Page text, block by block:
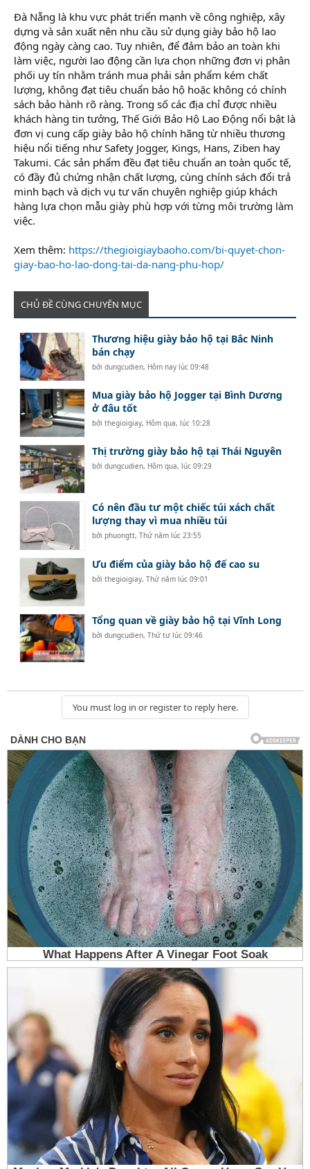
Đà Nẵng là khu vực phát triển mạnh về công nghiệp, xây
dựng và sản xuất nên nhu cầu sử dụng giày bảo hộ lao
động ngày càng cao. Tuy nhiên, để đảm bảo an toàn khi
làm việc, người lao động cần lựa chọn những đơn vị phân
phối uy tín nhằm tránh mua phải sản phẩm kém chất
lượng, không đạt tiêu chuẩn bảo hộ hoặc không có chính
sách bảo hành rõ ràng. Trong số các địa chỉ được nhiều
khách hàng tin tưởng, Thế Giới Bảo Hộ Lao Động nổi bật là
đơn vị cung cấp giày bảo hộ chính hãng từ nhiều thương
hiệu nổi tiếng như Safety Jogger, Kings, Hans, Ziben hay
Takumi. Các sản phẩm đều đạt tiêu chuẩn an toàn quốc tế,
có đầy đủ chứng nhận chất lượng, cùng chính sách đổi trả
minh bạch và dịch vụ tư vấn chuyên nghiệp giúp khách
hàng lựa chọn mẫu giày phù hợp với từng môi trường làm
việc.
Xem thêm: https://thegioigiaybaoho.com/bi-quyet-chon-
giay-bao-ho-lao-dong-tai-da-nang-phu-hop/
CHỦ ĐỀ CÙNG CHUYÊN MỤC
Thương hiệu giày bảo hộ tại Bắc Ninh
bán chạy
bởidungcudien, Hôm nay lúc 09:48
Mua giày bảo hộ Jogger tại Bình Dương
ở đâu tốt
bởithegioigiay, Hôm qua, lúc 10:28
Thị trường giày bảo hộ tại Thái Nguyên
bởidungcudien, Hôm qua, lúc 09:29
Có nên đầu tư một chiếc túi xách chất
lượng thay vì mua nhiều túi
bởiphuongtt,Thứ năm lúc 23:55
Ưu điểm của giày bảo hộ đế cao su
bởithegioigiay,Thứ năm lúc 09:01
Tổng quan về giày bảo hộ tại Vĩnh Long
bởidungcudien,Thứ tư lúc 09:46
You must log in or register to reply here.